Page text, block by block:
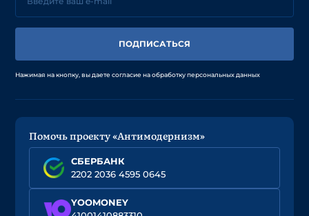
ПОДПИСАТЬСЯ
Нажимая на кнопку, вы даете согласие на обработку персональных данных
Помочь проекту «Антимодернизм»
СБЕРБАНК
2202 2036 4595 0645
YOOMONEY